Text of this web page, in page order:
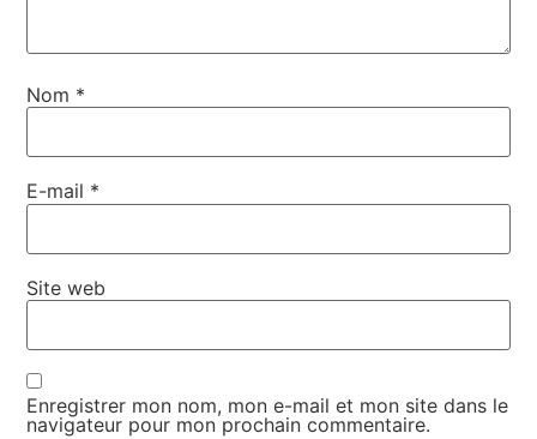
Nom *
E-mail *
Site web
Enregistrer mon nom, mon e-mail et mon site dans le
navigateur pour mon prochain commentaire.